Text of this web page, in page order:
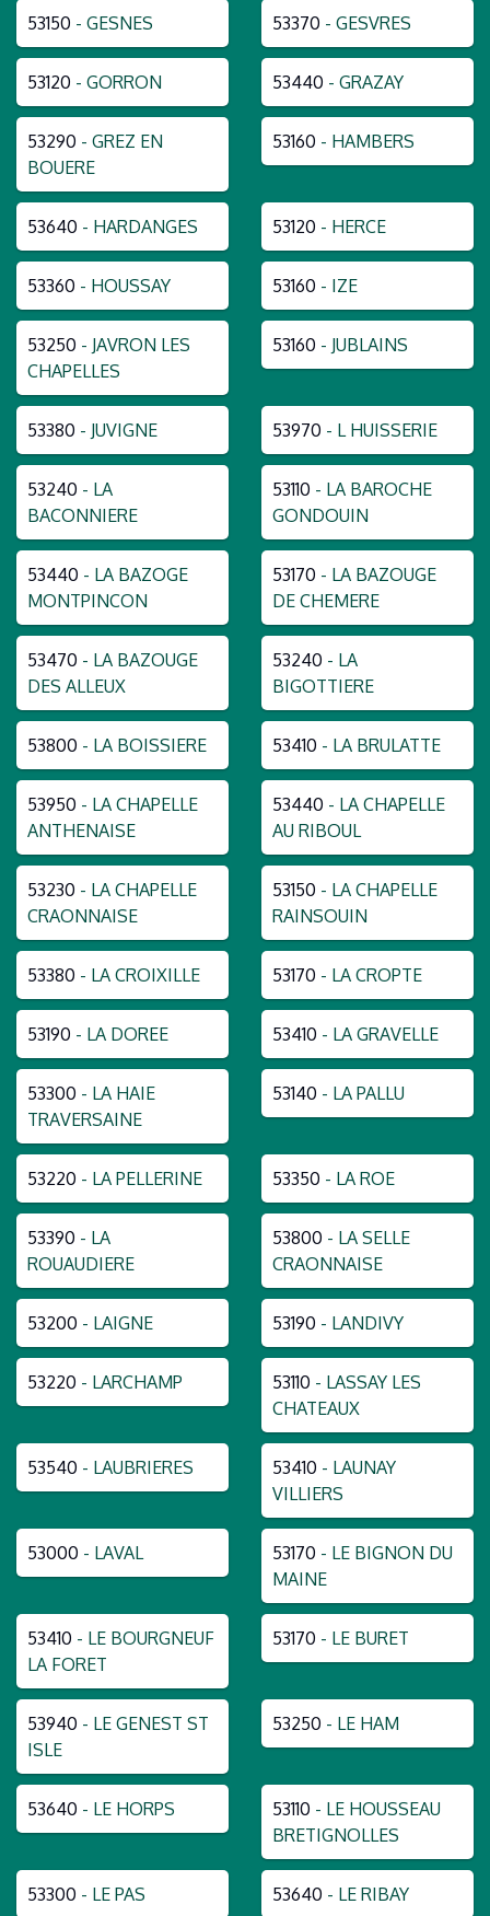
53150 - GESNES 53370 - GESVRES
53120 - GORRON 53440 - GRAZAY
53290 - GREZ EN
BOUERE
53160 - HAMBERS
53640 - HARDANGES 53120 - HERCE
53360 - HOUSSAY 53160 - IZE
53250 - JAVRON LES
CHAPELLES
53160 - JUBLAINS
53380 - JUVIGNE 53970 - L HUISSERIE
53240 - LA
BACONNIERE
53110 - LA BAROCHE
GONDOUIN
53440 - LA BAZOGE
MONTPINCON
53170 - LA BAZOUGE
DE CHEMERE
53470 - LA BAZOUGE
DES ALLEUX
53240 - LA
BIGOTTIERE
53800 - LA BOISSIERE 53410 - LA BRULATTE
53950 - LA CHAPELLE
ANTHENAISE
53440 - LA CHAPELLE
AU RIBOUL
53230 - LA CHAPELLE
CRAONNAISE
53150 - LA CHAPELLE
RAINSOUIN
53380 - LA CROIXILLE 53170 - LA CROPTE
53190 - LA DOREE 53410 - LA GRAVELLE
53300 - LA HAIE
TRAVERSAINE
53140 - LA PALLU
53220 - LA PELLERINE 53350 - LA ROE
53390 - LA
ROUAUDIERE
53800 - LA SELLE
CRAONNAISE
53200 - LAIGNE 53190 - LANDIVY
53220 - LARCHAMP 53110 - LASSAY LES
CHATEAUX
53540 - LAUBRIERES 53410 - LAUNAY
VILLIERS
53000 - LAVAL 53170 - LE BIGNON DU
MAINE
53410 - LE BOURGNEUF
LA FORET
53170 - LE BURET
53940 - LE GENEST ST
ISLE
53250 - LE HAM
53640 - LE HORPS 53110 - LE HOUSSEAU
BRETIGNOLLES
53300 - LE PAS 53640 - LE RIBAY